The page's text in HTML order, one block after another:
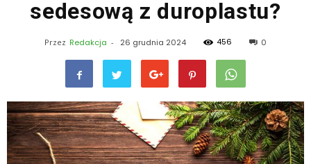
sedesową z duroplastu?
Przez Redakcja - 26 grudnia 2024 456 0